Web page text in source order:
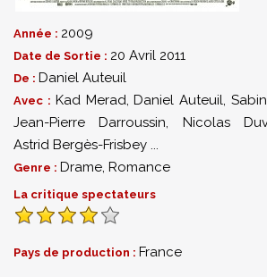
Année : 2009
Date de Sortie : 20 Avril 2011
De : Daniel Auteuil
Avec : Kad Merad,Daniel Auteuil,
Jean-Pierre Darroussin, Nicolas
Astrid Bergès-Frisbey ...
Genre : Drame, Romance
La critique spectateurs
Pays de production : France